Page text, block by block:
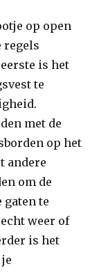
op open
regels
is het
te
met de
op het
andere
om de
te
weer of
is het